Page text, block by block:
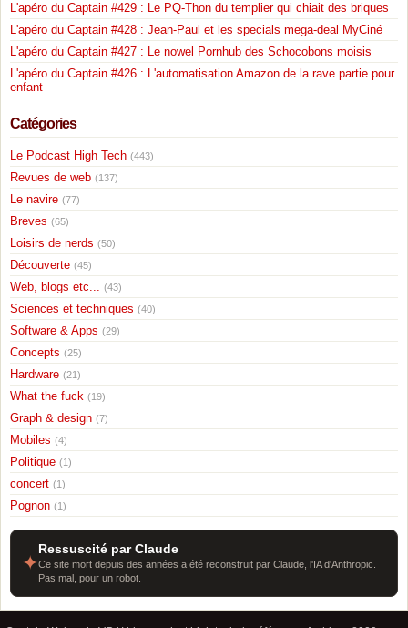
L'apéro du Captain #429 : Le PQ-Thon du templier qui chiait des briques
L'apéro du Captain #428 : Jean-Paul et les specials mega-deal MyCiné
L'apéro du Captain #427 : Le nowel Pornhub des Schocobons moisis
L'apéro du Captain #426 : L'automatisation Amazon de la rave partie pour
enfant
Catégories
Le Podcast High Tech (443)
Revues de web (137)
Le navire (77)
Breves (65)
Loisirs de nerds (50)
Découverte (45)
Web, blogs etc... (43)
Sciences et techniques (40)
Software & Apps (29)
Concepts (25)
Hardware (21)
What the fuck (19)
Graph & design (7)
Mobiles (4)
Politique (1)
concert (1)
Pognon (1)
✦
Ressuscité par Claude
Ce site mort depuis des années a été reconstruit par Claude, l'IA d'Anthropic.
Pas mal, pour un robot.